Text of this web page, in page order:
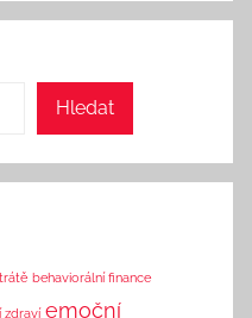
Hledat
behaviorální finance
zdraví emoční